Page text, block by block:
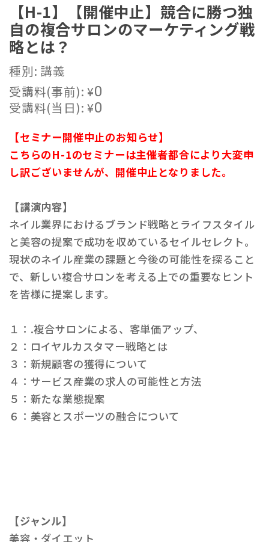
【H-1】【開催中止】競合に勝つ独
自の複合サロンのマーケティング戦
略とは？
種別: 講義
受講料(事前):¥0
受講料(当日):¥0
【セミナー開催中止のお知らせ】
こちらのH-1のセミナーは主催者都合により大変申
し訳ございませんが、開催中止となりました。
【講演内容】
ネイル業界におけるブランド戦略とライフスタイル
と美容の提案で成功を収めているセイルセレクト。
現状のネイル産業の課題と今後の可能性を探ること
で、新しい複合サロンを考える上での重要なヒント
を皆様に提案します。
１：.複合サロンによる、客単価アップ、
２：ロイヤルカスタマー戦略とは
３：新規顧客の獲得について
４：サービス産業の求人の可能性と方法
５：新たな業態提案
６：美容とスポーツの融合について
【ジャンル】
美容・ダイエット